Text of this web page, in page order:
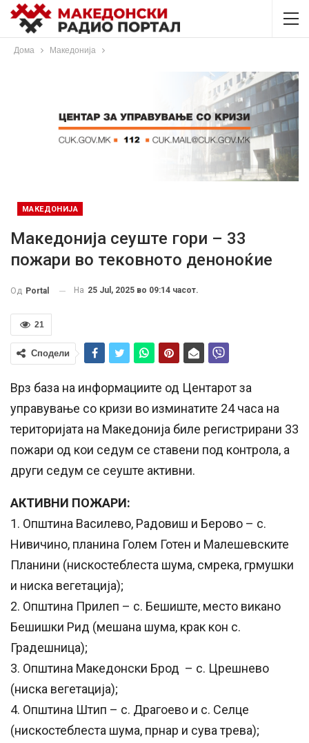
Дома Македонија
МАКЕДОНИЈА
Македонија сеуште гори – 33
пожари во тековното деноноќие
Од Portal На 25 Jul, 2025 во 09:14 часот.
21
Сподели
Врз база на информациите од Центарот за
управување со кризи во изминатите 24 часа на
територијата на Македонија биле регистрирани 33
пожари од кои седум се ставени под контрола, а
други седум се сеуште активни.
АКТИВНИ ПОЖАРИ:
1. Општина Василево, Радовиш и Берово – с.
Нивичино, планина Голем Готен и Малешевските
Планини (нискостеблеста шума, смрека, грмушки
и ниска вегетација);
2. Општина Прилеп – с. Бешиште, место викано
Бешишки Рид (мешана шума, крак кон с.
Градешница);
3. Општина Македонски Брод – с. Црешнево
(ниска вегетација);
4. Општина Штип – с. Драгоево и с. Селце
(нискостеблеста шума, прнар и сува трева);